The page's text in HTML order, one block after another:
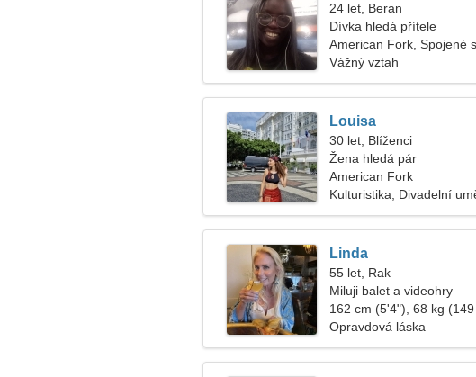
24 let, Beran
Dívka hledá přítele
American Fork, Spojené
Vážný vztah
Louisa
30 let, Blíženci
Žena hledá pár
American Fork
Kulturistika, Divadelní
Linda
55 let, Rak
Miluji balet a videohry
162 cm (5'4"), 68 kg
Opravdová láska